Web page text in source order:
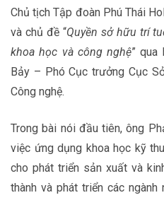
Chủ tịch Tập đoàn Phú Thái
và chủ đề “Quyền sở hữu trí
khoa học và công nghệ” qua
Bảy – Phó Cục trưởng Cục
Công nghệ.
Trong bài nói đầu tiên, ông
việc ứng dụng khoa học kỹ
cho phát triển sản xuất và
thành và phát triển các